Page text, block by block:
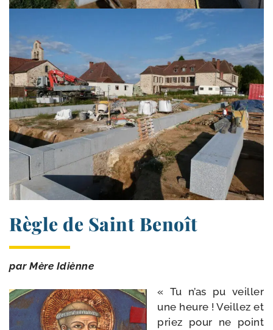
Règle de Saint Benoît
par Mère Idiènne
« Tu n’as pu veiller
une heure ! Veillez et
priez pour ne point